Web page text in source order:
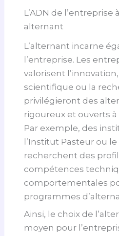
L’ADN de l’entreprise
alternant
L’alternant incarne
l’entreprise. Les
valorisent
scientifique ou la
privilégieront des
rigoureux et ouverts à
Par exemple, des
l’Institut Pasteur ou le
recherchent des
compétences
comportementales
programmes
Ainsi, le choix de
moyen pour